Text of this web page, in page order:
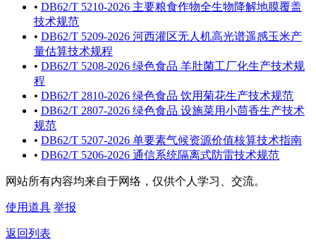
• DB62/T 5210-2026 主要粮食作物全生物降解地膜覆盖
技术规范
• DB62/T 5209-2026 河西灌区无人机高光谱遥感玉米产
量估算技术规程
• DB62/T 5208-2026 绿色食品 羊肚菌工厂化生产技术规
程
• DB62/T 2810-2026 绿色食品 饮用菊花生产技术规范
• DB62/T 2807-2026 绿色食品 设施菜用小茴香生产技术
规范
• DB62/T 5207-2026 单要素气候资源价值核算技术指南
• DB62/T 5206-2026 通信系统隔离式防雷技术规范
网站所有内容均来自于网络，仅供个人学习、交流。
使用道具 举报
返回列表